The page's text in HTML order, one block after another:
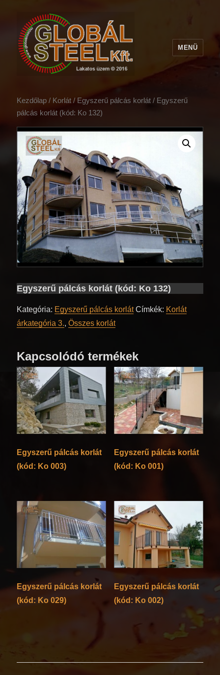
MENÜ
Kezdőlap / Korlát / Egyszerű pálcás korlát / Egyszerű
pálcás korlát (kód: Ko 132)
Egyszerű pálcás korlát (kód: Ko 132)
Kategória: Egyszerű pálcás korlát Címkék: Korlát
árkategória 3.,Összes korlát
Kapcsolódó termékek
Egyszerű pálcás korlát
(kód: Ko 003)
Egyszerű pálcás korlát
(kód: Ko 001)
Egyszerű pálcás korlát
(kód: Ko 029)
Egyszerű pálcás korlát
(kód: Ko 002)